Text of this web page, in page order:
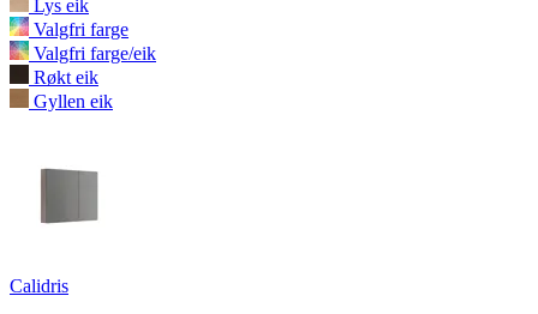
Lys eik
Valgfri farge
Valgfri farge/eik
Røkt eik
Gyllen eik
Calidris